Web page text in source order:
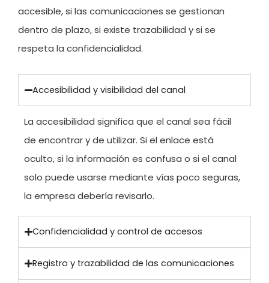
accesible, si las comunicaciones se gestionan
dentro de plazo, si existe trazabilidad y si se
respeta la confidencialidad.
Accesibilidad y visibilidad del canal
La accesibilidad significa que el canal sea fácil
de encontrar y de utilizar. Si el enlace está
oculto, si la información es confusa o si el canal
solo puede usarse mediante vías poco seguras,
la empresa debería revisarlo.
Confidencialidad y control de accesos
Registro y trazabilidad de las comunicaciones